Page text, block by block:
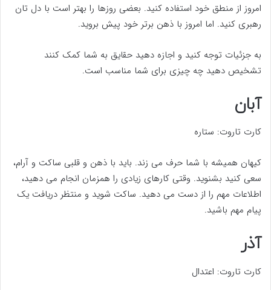
امروز از منطق خود استفاده کنید. بعضی روزها را بهتر است با دل تان
رهبری کنید. اما امروز با ذهن برتر خود پیش بروید.
به جزئیات توجه کنید و اجازه دهید حقایق به شما کمک کنند
تشخیص دهید چه چیزی برای شما مناسب است.
آبان
کارت تاروت: ستاره
کیهان همیشه با شما حرف می زند. باید با ذهن و قلبی ساکت و آرام،
سعی کنید بشنوید. وقتی کارهای زیادی را همزمان انجام می دهید،
اطلاعات مهم را از دست می دهید. ساکت شوید و منتظر دریافت یک
پیام مهم باشید.
آذر
کارت تاروت: اعتدال